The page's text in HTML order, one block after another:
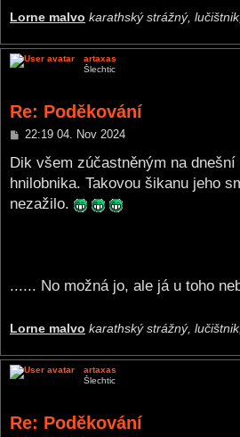
Lorne malvo karathský strážný,
artaxas
Šlechtic
Re: Poděkování
P
s
22:19 04. Nov 2024
Dik všem zúčastněným na
hnilobnika. Takovou šikanu jeho
nezažilo.
...... No možná jo, ale já u toho
Lorne malvo karathský strážný,
artaxas
Šlechtic
Re: Poděkování